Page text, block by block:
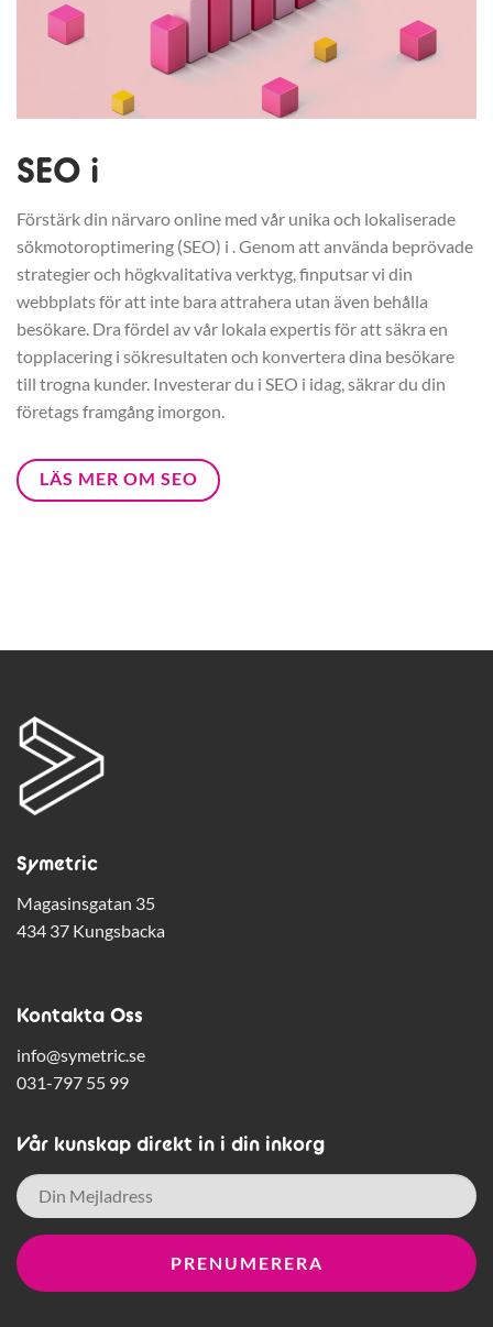
SEO i
Förstärk din närvaro online med vår unika och lokaliserade
sökmotoroptimering (SEO) i . Genom att använda beprövade
strategier och högkvalitativa verktyg, finputsar vi din
webbplats för att inte bara attrahera utan även behålla
besökare. Dra fördel av vår lokala expertis för att säkra en
topplacering i sökresultaten och konvertera dina besökare
till trogna kunder. Investerar du i SEO i idag, säkrar du din
företags framgång imorgon.
LÄS MER OM SEO
Symetric
Magasinsgatan 35
434 37 Kungsbacka
Kontakta Oss
info@symetric.se
031-797 55 99
Vår kunskap direkt in i din inkorg
E-
post *